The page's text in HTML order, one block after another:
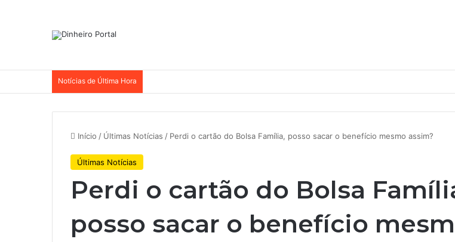
Notícias de Última Hora
Início / Últimas Notícias / Perdi o cartão do Bolsa Família, posso sacar o benefício mesmo assim?
Últimas Notícias
Perdi o cartão do Bolsa
posso sacar o benefício